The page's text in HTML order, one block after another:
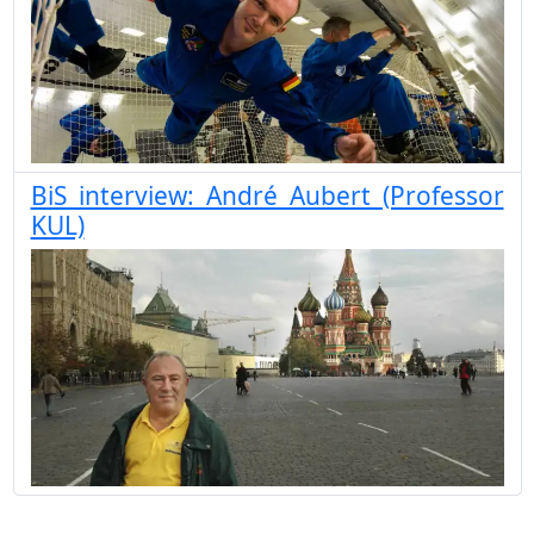
BiS interview: André Aubert (Professor
KUL)